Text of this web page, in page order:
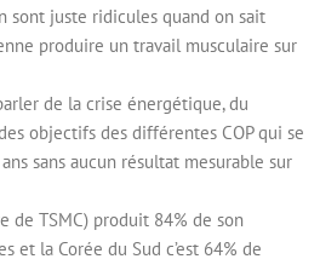
sont juste ridicules quand on sait
produire un travail musculaire sur
de la crise énergétique, du
objectifs des différentes COP qui se
sans aucun résultat mesurable sur
de TSMC) produit 84% de son
et la Corée du Sud c’est 64% de